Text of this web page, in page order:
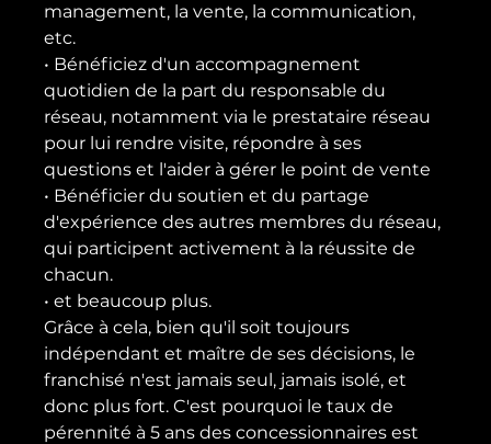
management, la vente, la communication,
etc.
• Bénéficiez d'un accompagnement
quotidien de la part du responsable du
réseau, notamment via le prestataire réseau
pour lui rendre visite, répondre à ses
questions et l'aider à gérer le point de vente
• Bénéficier du soutien et du partage
d'expérience des autres membres du réseau,
qui participent activement à la réussite de
chacun.
• et beaucoup plus.
Grâce à cela, bien qu'il soit toujours
indépendant et maître de ses décisions, le
franchisé n'est jamais seul, jamais isolé, et
donc plus fort. C'est pourquoi le taux de
pérennité à 5 ans des concessionnaires est